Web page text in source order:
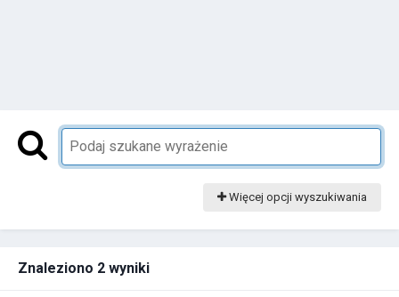
Więcej opcji wyszukiwania
Znaleziono 2 wyniki